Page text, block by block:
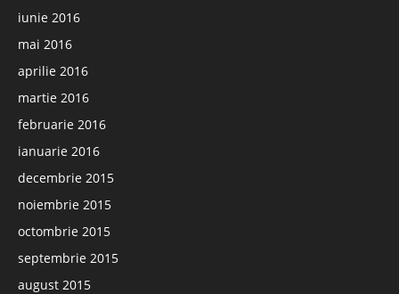
iunie 2016
mai 2016
aprilie 2016
martie 2016
februarie 2016
ianuarie 2016
decembrie 2015
noiembrie 2015
octombrie 2015
septembrie 2015
august 2015